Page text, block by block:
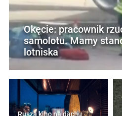
Okęcie: pracownik
samolotu. Mamy
lotniska
Rusza kino na dachu